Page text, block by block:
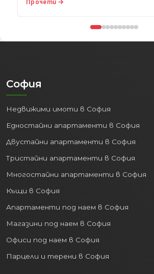
Прочети →
София
Недвижими имоти в София
Едностайни апартаменти в София
Двустайни апартаменти в София
Тристайни апартаменти в София
Многостайни апартаменти в София
Къщи в София
Апартаменти под наем в София
Магазини под наем в София
Офиси под наем в София
Парцели и терени в София